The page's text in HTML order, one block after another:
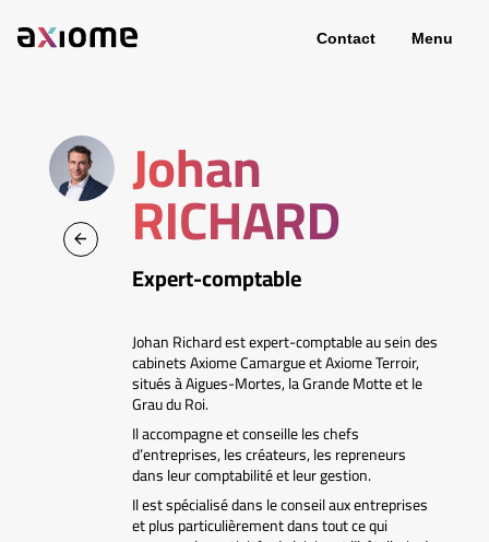
Contact Menu
Johan
RICHARD
Expert-comptable
Johan Richard est expert-comptable au sein des
cabinets Axiome Camargue et Axiome Terroir,
situés à Aigues-Mortes, la Grande Motte et le
Grau du Roi.
Il accompagne et conseille les chefs
d’entreprises, les créateurs, les repreneurs
dans leur comptabilité et leur gestion.
Il est spécialisé dans le conseil aux entreprises
et plus particulièrement dans tout ce qui